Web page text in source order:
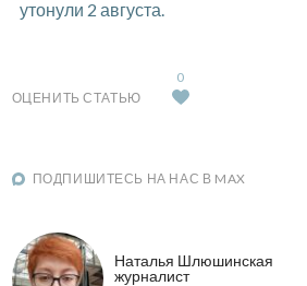
утонули 2 августа.
ОЦЕНИТЬ СТАТЬЮ
0
ПОДПИШИТЕСЬ НА НАС В MAX
Наталья Шлюшинская
журналист